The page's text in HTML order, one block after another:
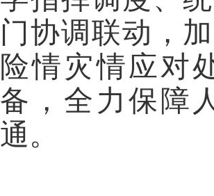
门协调联动，
险情灾情应对
备，全力保障
通。